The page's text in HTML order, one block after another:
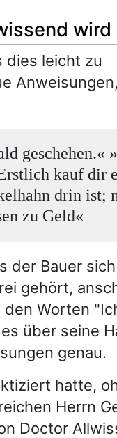
wird
dies leicht zu
geschehen.«
kauf dir
drin ist;
zu Geld«
der Bauer
gehört,
Worten
über seine
genau.
hatte,
Herrn
Doctor